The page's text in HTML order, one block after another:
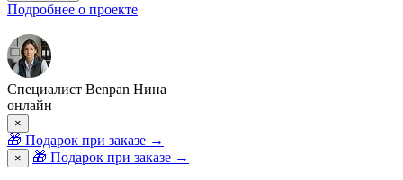
Подробнее о проекте
Специалист Benpan Нина
онлайн
×
🎁 Подарок при заказе →
× 🎁 Подарок при заказе →